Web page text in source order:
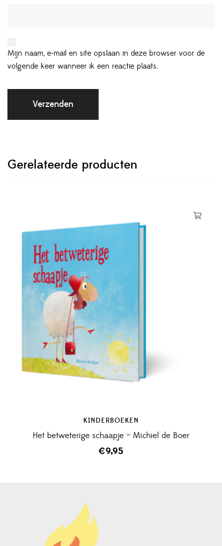
Mijn naam, e-mail en site opslaan in deze browser voor de
volgende keer wanneer ik een reactie plaats.
Gerelateerde producten
KINDERBOEKEN
Het betweterige schaapje – Michiel de Boer
€9,95